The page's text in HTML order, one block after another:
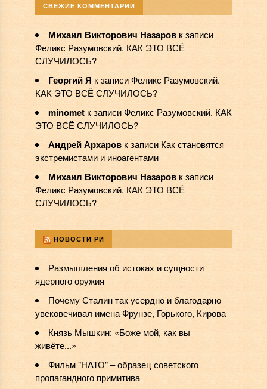
СВЕЖИЕ КОММЕНТАРИИ
Михаил Викторович Назаровк записи
Феликс Разумовский. КАК ЭТО ВСЁ
СЛУЧИЛОСЬ?
Георгий Я к записиФеликс Разумовский.
КАК ЭТО ВСЁ СЛУЧИЛОСЬ?
minometк записиФеликс Разумовский. КАК
ЭТО ВСЁ СЛУЧИЛОСЬ?
Андрей Архаровк записи Как становятся
экстремистами и иноагентами
Михаил Викторович Назаровк записи
Феликс Разумовский. КАК ЭТО ВСЁ
СЛУЧИЛОСЬ?
НОВОСТИ РИ
Размышления об истоках и сущности
ядерного оружия
Почему Сталин так усердно и благодарно
увековечивал имена Фрунзе, Горького, Кирова
Князь Мышкин: «Боже мой, как вы
живёте...»
Фильм "НАТО" ‒ образец советского
пропагандного примитива